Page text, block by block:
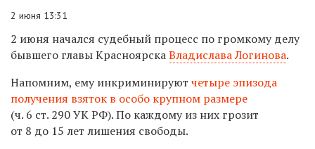
2 июня 13:31
2 июня начался судебный процесс по громкому делу
бывшего главы КрасноярскаВладислава Логинова.
Напомним, ему инкриминируют четыре эпизода
получения взяток в особо крупном размере
(ч. 6 ст. 290 УК РФ). По каждому из них грозит
от 8 до 15 лет лишения свободы.